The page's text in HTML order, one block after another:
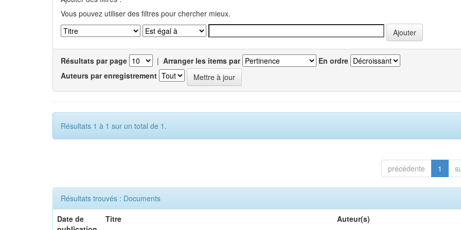
Vous pouvez utiliser des filtres pour chercher mieux.
Résultats par page | Arranger les items par
En ordre
Auteurs par enregistrement
Résultats 1 à 1 sur un total de 1.
précédente 1
Résultats trouvés : Documents
Date de
Titre Auteur(s)